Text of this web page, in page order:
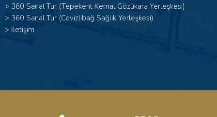
> 360 Sanal Tur (Tepekent Kemal Gözükara Yerleşkesi)
> 360 Sanal Tur (Cevizlibağ Sağlık Yerleşkesi)
> İletişim